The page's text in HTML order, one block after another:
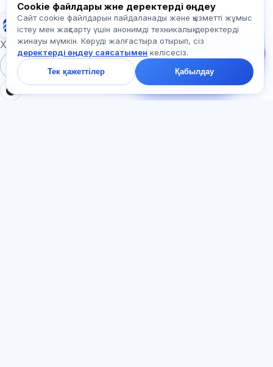
Exalify
Халықаралық тіл емтихандарына дайындық
Жүйеге кіру
Тіркеу
Бізге жазыңыз!
Тарифтер,
емтихандар немесе
неден бастау туралы
сұраңыз — чатта бір
минут ішінде жауап
береміз.
Cookie файлдары және деректерді өңдеу
Сайт cookie файлдарын пайдаланады және қызметті жұмыс
істеу мен жақсарту үшін анонимді техникалық деректерді
жинауы мүмкін. Көруді жалғастыра отырып, сіз
деректерді өңдеу саясатымен келісесіз.
Тек қажеттілер Қабылдау